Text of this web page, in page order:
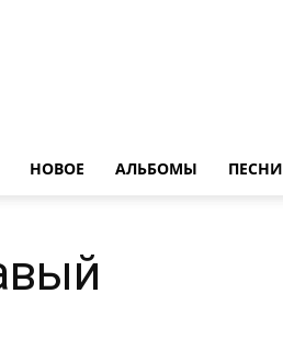
НОВОE АЛЬБОМЫ ПЕСНИ